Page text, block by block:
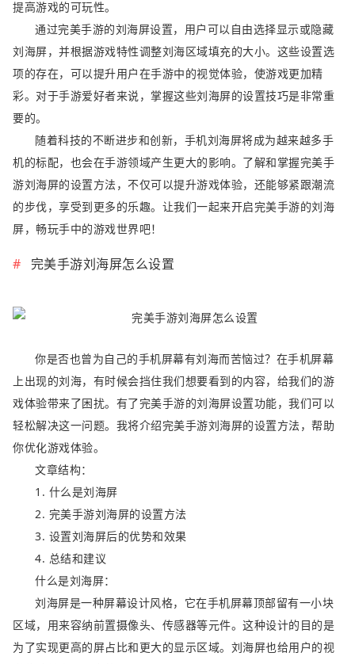
提高游戏的可玩性。
通过完美手游的刘海屏设置，用户可以自由选择显示或隐藏
刘海屏，并根据游戏特性调整刘海区域填充的大小。这些设置选
项的存在，可以提升用户在手游中的视觉体验，使游戏更加精
彩。对于手游爱好者来说，掌握这些刘海屏的设置技巧是非常重
要的。
随着科技的不断进步和创新，手机刘海屏将成为越来越多手
机的标配，也会在手游领域产生更大的影响。了解和掌握完美手
游刘海屏的设置方法，不仅可以提升游戏体验，还能够紧跟潮流
的步伐，享受到更多的乐趣。让我们一起来开启完美手游的刘海
屏，畅玩手中的游戏世界吧！
完美手游刘海屏怎么设置
你是否也曾为自己的手机屏幕有刘海而苦恼过？在手机屏幕
上出现的刘海，有时候会挡住我们想要看到的内容，给我们的游
戏体验带来了困扰。有了完美手游的刘海屏设置功能，我们可以
轻松解决这一问题。我将介绍完美手游刘海屏的设置方法，帮助
你优化游戏体验。
文章结构：
1. 什么是刘海屏
2. 完美手游刘海屏的设置方法
3. 设置刘海屏后的优势和效果
4. 总结和建议
什么是刘海屏：
刘海屏是一种屏幕设计风格，它在手机屏幕顶部留有一小块
区域，用来容纳前置摄像头、传感器等元件。这种设计的目的是
为了实现更高的屏占比和更大的显示区域。刘海屏也给用户的视